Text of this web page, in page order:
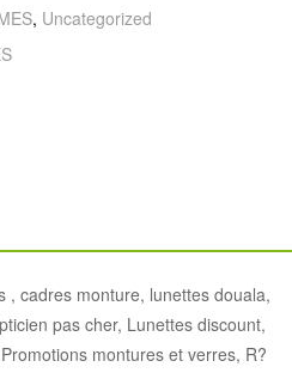
, Uncategorized
, cadres monture, lunettes douala,
pas cher, Lunettes discount,
montures et verres, R?